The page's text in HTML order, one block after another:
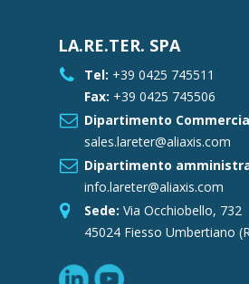
LA.RE.TER. SPA
Tel: +39 0425 745511
Fax: +39 0425 745506
Dipartimento
sales.lareter@aliaxis.com
Dipartimento
info.lareter@aliaxis.com
Sede: Via Occhiobello, 732
45024 Fiesso Umbertiano